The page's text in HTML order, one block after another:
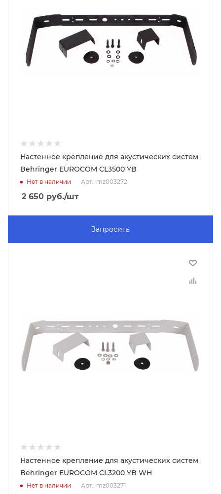
Настенное крепление для акустических систем
Behringer EUROCOM CL3500 YB
Нет в наличии Арт.: mz003272
2 650 руб./шт
Запросить
Настенное крепление для акустических систем
Behringer EUROCOM CL3200 YB WH
Нет в наличии Арт.: mz003271